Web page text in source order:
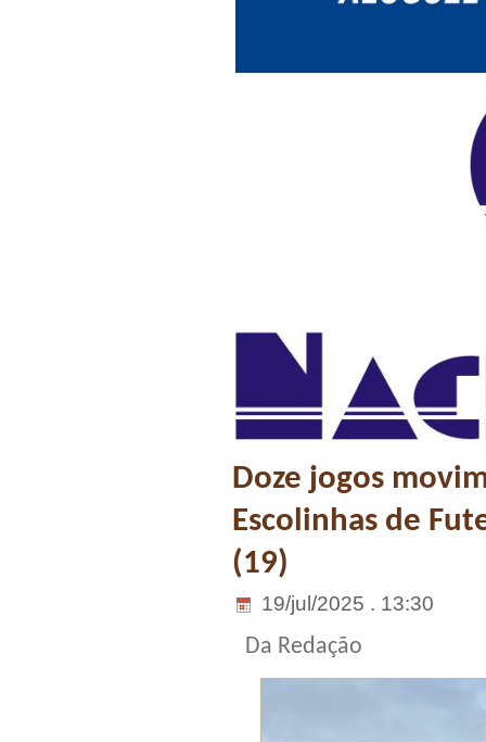
Doze jogos
Escolinhas de
(19)
19/jul/2025 . 13:30
Da Redação